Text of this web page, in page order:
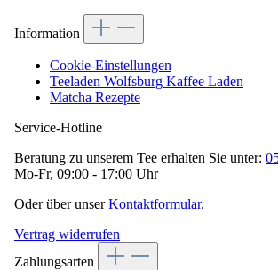
Information
Cookie-Einstellungen
Teeladen Wolfsburg Kaffee Laden
Matcha Rezepte
Service-Hotline
Beratung zu unserem Tee erhalten Sie unter:
Mo-Fr, 09:00 - 17:00 Uhr
Oder über unserKontaktformular.
Vertrag widerrufen
Zahlungsarten